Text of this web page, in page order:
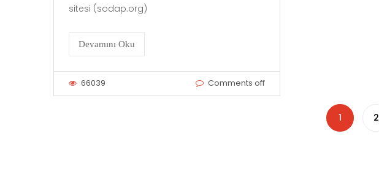
sitesi (sodap.org)
Devamını Oku
66039 Comments off
1 2